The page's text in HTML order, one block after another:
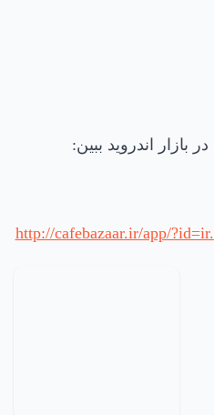
بازار اندروید ببین:
http://cafebazaar.ir/app/